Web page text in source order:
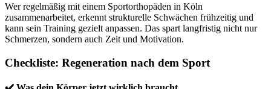
Wer regelmäßig mit einem Sportorthopäden in Köln
zusammenarbeitet, erkennt strukturelle Schwächen frühzeitig und
kann sein Training gezielt anpassen. Das spart langfristig nicht nur
Schmerzen, sondern auch Zeit und Motivation.
Checkliste: Regeneration nach dem Sport